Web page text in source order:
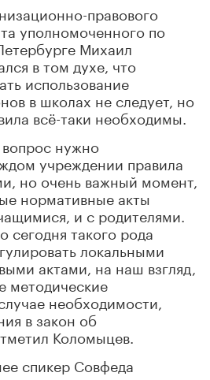
правового
уполномоченного по
Михаил
в том духе, что
использование
в школах не следует, но
всё-таки необходимы.
нужно
учреждении правила
но очень важный момент,
нормативные акты
и с родителями.
сегодня такого рода
локальными
актами, на наш взгляд,
необходимости,
в закон об
Коломыцев.
спикер Совфеда